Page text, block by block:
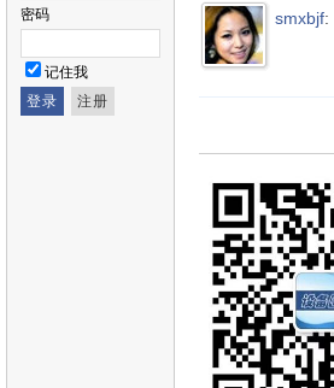
密码
记住我
smxbjf: